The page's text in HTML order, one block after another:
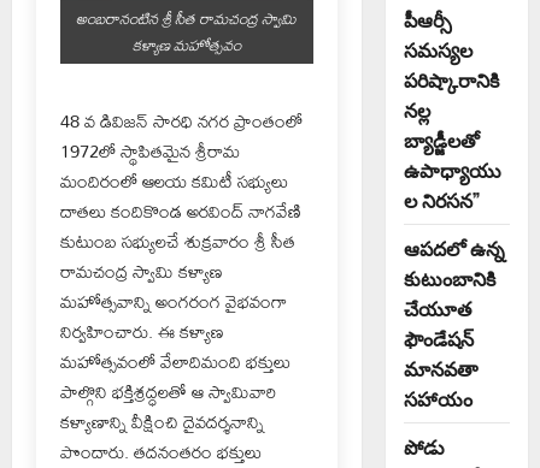
అంబరానంటిన శ్రీ సీత రామచంద్ర స్వామి
కళ్యాణ మహోత్సవం
48 వ డివిజన్ సారధి నగర ప్రాంతంలో
1972లో స్థాపితమైన శ్రీరామ
మందిరంలో ఆలయ కమిటీ సభ్యులు
దాతలు కందికొండ అరవింద్ నాగవేణి
కుటుంబ సభ్యులచే శుక్రవారం శ్రీ సీత
రామచంద్ర స్వామి కళ్యాణ
మహోత్సవాన్ని అంగరంగ వైభవంగా
నిర్వహించారు. ఈ కళ్యాణ
మహోత్సవంలో వేలాదిమంది భక్తులు
పాల్గొని భక్తిశ్రద్ధలతో ఆ స్వామివారి
కళ్యాణాన్ని వీక్షించి దైవదర్శనాన్ని
పొందారు. తదనంతరం భక్తులు
పీఆర్సీ
సమస్యల
పరిష్కారానికి
నల్ల
బ్యాడ్జీలతో
ఉపాధ్యాయు
ల నిరసన”
ఆపదలో ఉన్న
కుటుంబానికి
చేయూత
ఫౌండేషన్
మానవతా
సహాయం
పోడు